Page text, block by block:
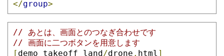
</group>
// あとは、画面とのつなぎ合わせです
// 画面に二つボタンを用意します
[ demo_takeoff_land/drone . html ]